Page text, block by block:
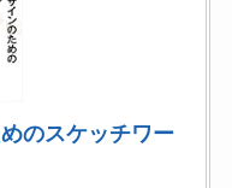
のスケッチワー